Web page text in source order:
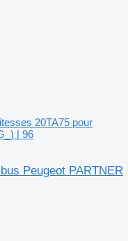
20TA75 pour
| 96
Peugeot PARTNER